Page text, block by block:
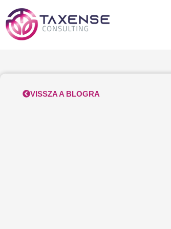
content
VISSZA A BLOGRA